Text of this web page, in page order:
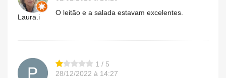
Laura.i
O leitão e a salada estavam excelentes.
1 / 5
28/12/2022 à 14:27